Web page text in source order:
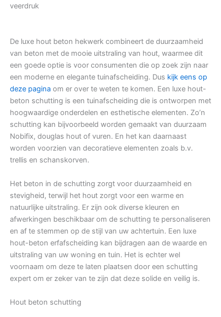
veerdruk
De luxe hout beton hekwerk combineert de duurzaamheid
van beton met de mooie uitstraling van hout, waarmee dit
een goede optie is voor consumenten die op zoek zijn naar
een moderne en elegante tuinafscheiding. Dus kijk eens op
deze pagina om er over te weten te komen. Een luxe hout-
beton schutting is een tuinafscheiding die is ontworpen met
hoogwaardige onderdelen en esthetische elementen. Zo’n
schutting kan bijvoorbeeld worden gemaakt van duurzaam
Nobifix, douglas hout of vuren. En het kan daarnaast
worden voorzien van decoratieve elementen zoals b.v.
trellis en schanskorven.
Het beton in de schutting zorgt voor duurzaamheid en
stevigheid, terwijl het hout zorgt voor een warme en
natuurlijke uitstraling. Er zijn ook diverse kleuren en
afwerkingen beschikbaar om de schutting te personaliseren
en af te stemmen op de stijl van uw achtertuin. Een luxe
hout-beton erfafscheiding kan bijdragen aan de waarde en
uitstraling van uw woning en tuin. Het is echter wel
voornaam om deze te laten plaatsen door een schutting
expert om er zeker van te zijn dat deze solide en veilig is.
Hout beton schutting